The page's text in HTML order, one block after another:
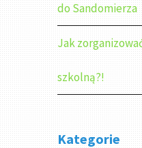
do Sandomierza
Jak
szkolną?!
Kategorie